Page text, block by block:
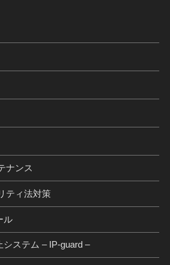
ナンス
ティ法対策
ル
システム – IP-guard –